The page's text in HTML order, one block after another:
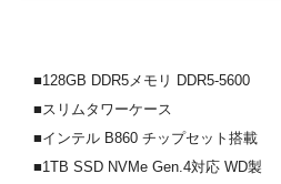
■128GB DDR5メモリ DDR5-5600
■スリムタワーケース
■インテル B860 チップセット搭載
■1TB SSD NVMe Gen.4対応 WD製